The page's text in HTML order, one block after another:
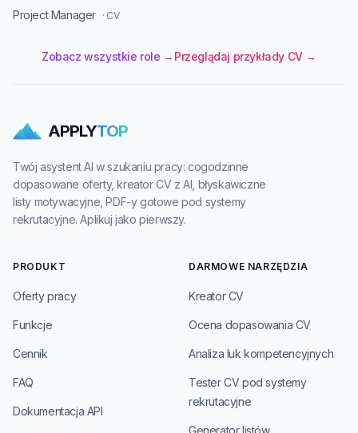
Project Manager · CV
Zobacz wszystkie role → Przeglądaj przykłady CV →
APPLYTOP
Twój asystent AI w szukaniu pracy: cogodzinne
dopasowane oferty, kreator CV z AI, błyskawiczne
listy motywacyjne, PDF-y gotowe pod systemy
rekrutacyjne. Aplikuj jako pierwszy.
PRODUKT
Oferty pracy
Funkcje
Cennik
FAQ
Dokumentacja API
DARMOWE NARZĘDZIA
Kreator CV
Ocena dopasowania CV
Analiza luk kompetencyjnych
Tester CV pod systemy
rekrutacyjne
Generator listów